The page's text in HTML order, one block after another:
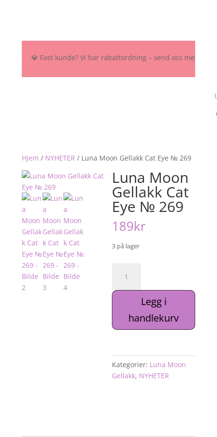
💎 Fast kunde? Vi har rabattordning – send oss melding
Hjem / NYHETER / Luna Moon Gellakk Cat Eye № 269
Luna Moon
Gellakk Cat
Eye № 269
189kr
3 på lager
Moon
Gellakk
№
Legg i
handlekurv
Kategorier: Luna Moon
Gellakk, NYHETER